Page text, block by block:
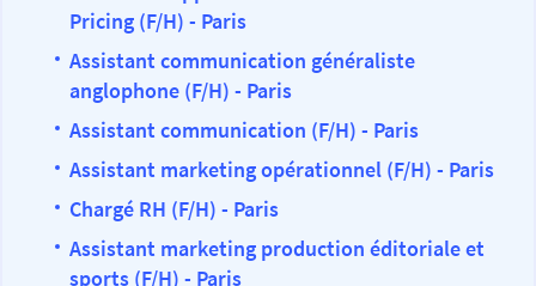
Pricing (F/H) - Paris
Assistant communication généraliste
anglophone (F/H) - Paris
Assistant communication (F/H) - Paris
Assistant marketing opérationnel (F/H) - Paris
Chargé RH (F/H) - Paris
Assistant marketing production éditoriale et
sports (F/H) - Paris